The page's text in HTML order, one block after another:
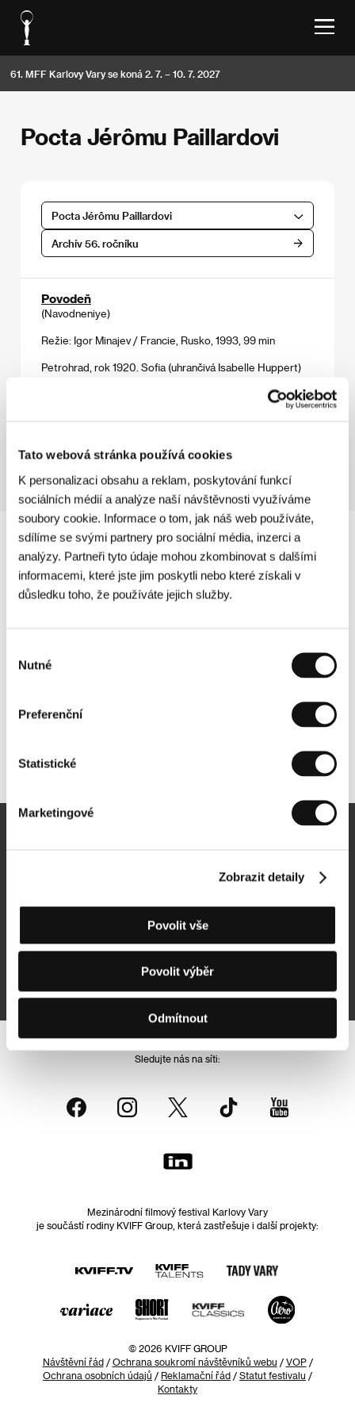
Tato webová stránka používá cookies
K personalizaci obsahu a reklam, poskytování funkcí
sociálních médií a analýze naší návštěvnosti využíváme
soubory cookie. Informace o tom, jak náš web používáte,
sdílíme se svými partnery pro sociální média, inzerci a
analýzy. Partneři tyto údaje mohou zkombinovat s dalšími
informacemi, které jste jim poskytli nebo které získali v
důsledku toho, že používáte jejich služby.
souhlasu
Nutné
Preferenční
Statistické
Marketingové
Zobrazit detaily
Povolit vše
Povolit výběr
Odmítnout
61. MFF Karlovy Vary se koná 2. 7. – 10. 7. 2027
Pocta Jérômu Paillardovi
Pocta Jérômu Paillardovi
Archív 56. ročníku
Povodeň
(Navodneniye)
Režie: Igor Minajev / Francie, Rusko, 1993, 99 min
Petrohrad, rok 1920. Sofia (uhrančivá Isabelle Huppert)
Doufá, že se tak konečně zbaví neodbytného strachu, že
Přihlásit se k odběru
Sledujte nás na síti:
Mezinárodní filmový festival Karlovy Vary
je součástí rodiny KVIFF Group, která zastřešuje i další projekty:
© 2026 KVIFF GROUP
Návštěvní řád/ Ochrana soukromí návštěvníků webu / VOP/
Ochrana osobních údajů / Reklamační řád / Statut festivalu /
Kontakty